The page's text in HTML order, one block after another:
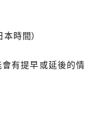
時間）
有提早或延後的情